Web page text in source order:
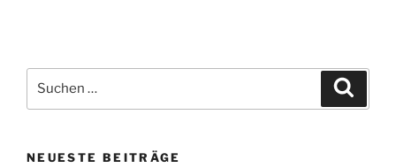
nach:
NEUESTE BEITRÄGE